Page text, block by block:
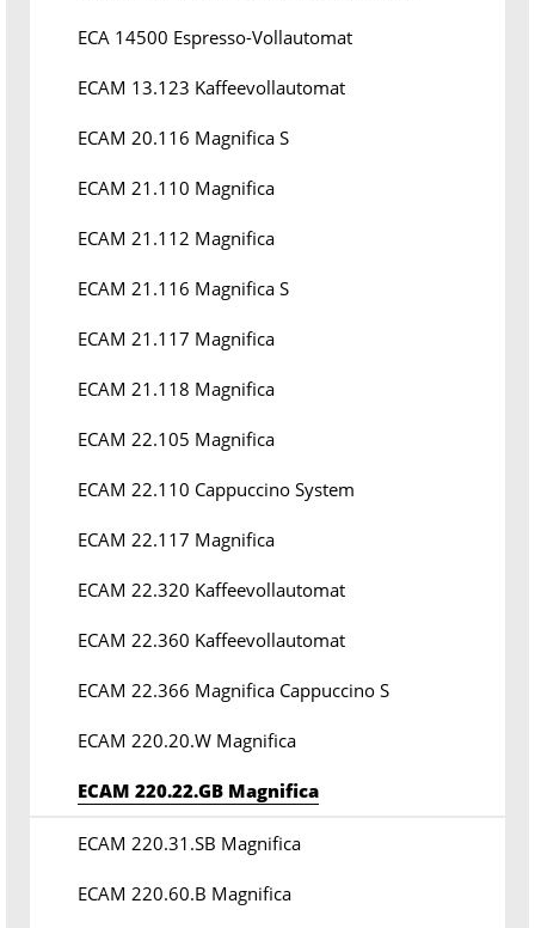
ECA 14500 Espresso-Vollautomat
ECAM 13.123 Kaffeevollautomat
ECAM 20.116 Magnifica S
ECAM 21.110 Magnifica
ECAM 21.112 Magnifica
ECAM 21.116 Magnifica S
ECAM 21.117 Magnifica
ECAM 21.118 Magnifica
ECAM 22.105 Magnifica
ECAM 22.110 Cappuccino System
ECAM 22.117 Magnifica
ECAM 22.320 Kaffeevollautomat
ECAM 22.360 Kaffeevollautomat
ECAM 22.366 Magnifica Cappuccino S
ECAM 220.20.W Magnifica
ECAM 220.22.GB Magnifica
ECAM 220.31.SB Magnifica
ECAM 220.60.B Magnifica